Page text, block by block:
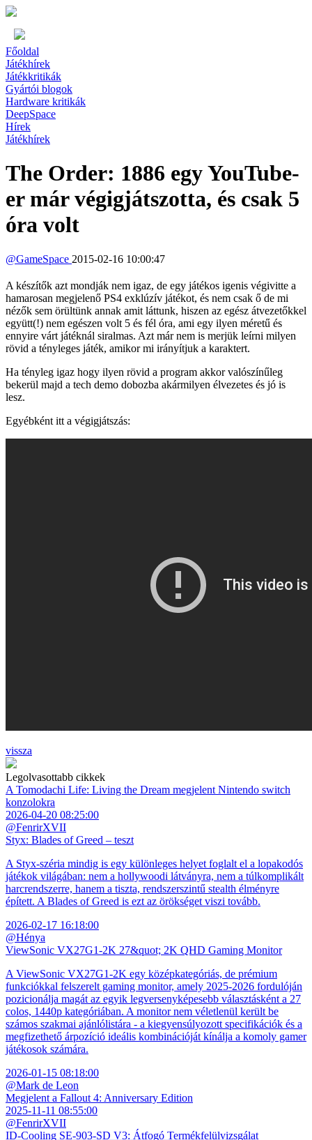
Főoldal
Játékhírek
Játékkritikák
Gyártói blogok
Hardware kritikák
DeepSpace
Hírek
Játékhírek
The Order: 1886 egy YouTube-
er már végigjátszotta, és csak 5
óra volt
@GameSpace 2015-02-16 10:00:47
A készítők azt mondják nem igaz, de egy játékos igenis végivitte a
hamarosan megjelenő PS4 exklúzív játékot, és nem csak ő de mi
nézők sem örültünk annak amit láttunk, hiszen az egész átvezetőkkel
együtt(!) nem egészen volt 5 és fél óra, ami egy ilyen méretű és
ennyire várt játéknál siralmas. Azt már nem is merjük leírni milyen
rövid a tényleges játék, amikor mi irányítjuk a karaktert.
Ha tényleg igaz hogy ilyen rövid a program akkor valószínűleg
bekerül majd a tech demo dobozba akármilyen élvezetes és jó is
lesz.
Egyébként itt a végigjátszás:
vissza
Legolvasottabb cikkek
A Tomodachi Life: Living the Dream megjelent Nintendo switch
konzolokra
2026-04-20 08:25:00
@FenrirXVII
Styx: Blades of Greed – teszt
A Styx-széria mindig is egy különleges helyet foglalt el a lopakodós
játékok világában: nem a hollywoodi látványra, nem a túlkomplikált
harcrendszerre, hanem a tiszta, rendszerszintű stealth élményre
épített. A Blades of Greed is ezt az örökséget viszi tovább.
2026-02-17 16:18:00
@Hénya
ViewSonic VX27G1-2K 27&quot; 2K QHD Gaming Monitor
A ViewSonic VX27G1-2K egy középkategóriás, de prémium
funkciókkal felszerelt gaming monitor, amely 2025-2026 fordulóján
pozicionálja magát az egyik legversenyképesebb választásként a 27
colos, 1440p kategóriában. A monitor nem véletlenül került be
számos szakmai ajánlólistára - a kiegyensúlyozott specifikációk és a
megfizethető árpozíció ideális kombinációját kínálja a komoly gamer
játékosok számára.
2026-01-15 08:18:00
@Mark de Leon
Megjelent a Fallout 4: Anniversary Edition
2025-11-11 08:55:00
@FenrirXVII
ID-Cooling SE-903-SD V3: Átfogó Termékfelülvizsgálat